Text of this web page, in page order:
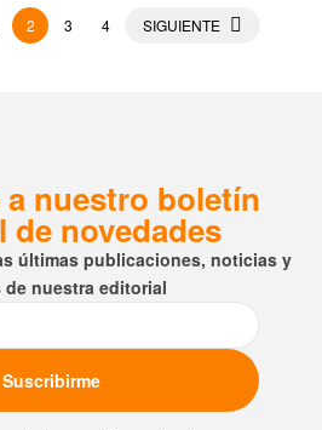
2 3 4 SIGUIENTE
nuestro boletín
de novedades
últimas publicaciones, noticias y
de nuestra editorial